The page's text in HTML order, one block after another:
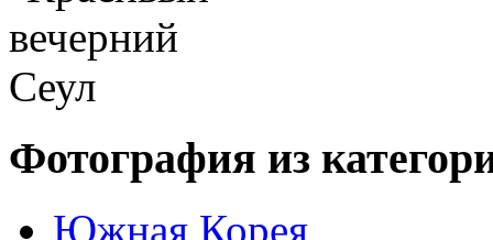
Фотография из
Южная Корея